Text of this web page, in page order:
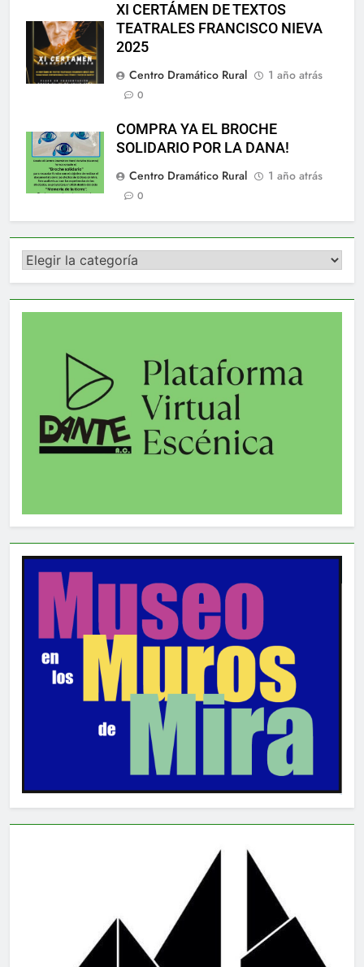
XI CERTÁMEN DE TEXTOS
TEATRALES FRANCISCO NIEVA
2025
Centro Dramático Rural
1 año atrás
0
COMPRA YA EL BROCHE
SOLIDARIO POR LA DANA!
Centro Dramático Rural
1 año atrás
0
Categorías